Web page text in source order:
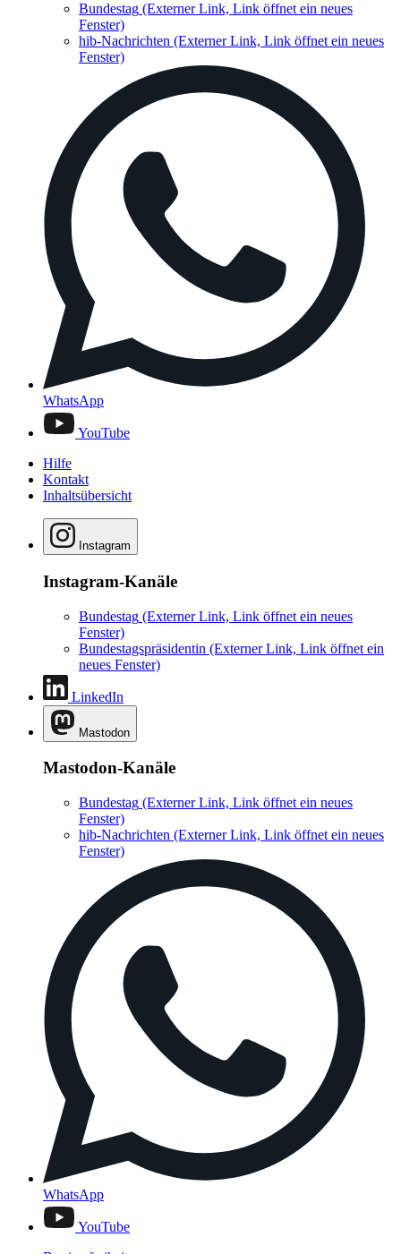
Bundestag (Externer Link, Link öffnet ein neues
Fenster)
hib-Nachrichten (Externer Link, Link öffnet ein neues
Fenster)
WhatsApp
YouTube
Hilfe
Kontakt
Inhaltsübersicht
Instagram
Instagram-Kanäle
Bundestag (Externer Link, Link öffnet ein neues
Fenster)
Bundestagspräsidentin (Externer Link, Link öffnet ein
neues Fenster)
LinkedIn
Mastodon
Mastodon-Kanäle
Bundestag (Externer Link, Link öffnet ein neues
Fenster)
hib-Nachrichten (Externer Link, Link öffnet ein neues
Fenster)
WhatsApp
YouTube